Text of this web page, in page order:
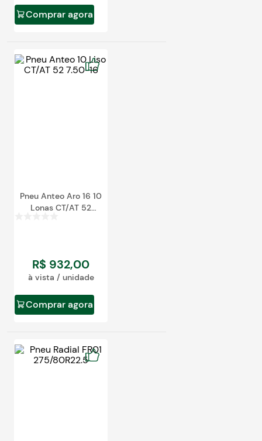
Comprar agora
Pneu Anteo Aro 16 10
Lonas CT/AT 52
R$ 932,00
à vista / unidade
Comprar agora